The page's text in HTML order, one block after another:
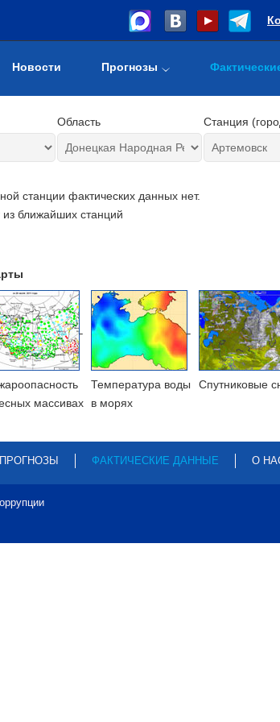
Новости Прогнозы
Область Станция
станции фактических данных нет.
ближайших станций
массивах
Температура воды
в морях
Cпутниковые
ПРОГНОЗЫ ФАКТИЧЕСКИЕ ДАННЫЕ О